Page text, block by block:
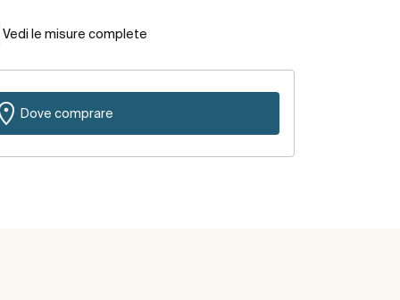
Vedi le misure complete
Dove comprare